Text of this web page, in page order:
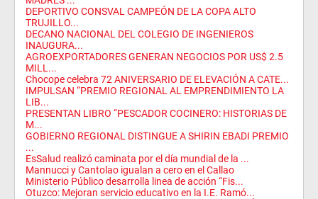
DEPORTIVO CONSVAL CAMPEÓN DE LA COPA ALTO
TRUJILLO...
DECANO NACIONAL DEL COLEGIO DE INGENIEROS
INAUGURA...
AGROEXPORTADORES GENERAN NEGOCIOS POR US$ 2.5
MILL...
Chocope celebra 72 ANIVERSARIO DE ELEVACIÓN A CATE...
IMPULSAN “PREMIO REGIONAL AL EMPRENDIMIENTO LA
LIB...
PRESENTAN LIBRO “PESCADOR COCINERO: HISTORIAS DE
M...
GOBIERNO REGIONAL DISTINGUE A SHIRIN EBADI PREMIO
...
EsSalud realizó caminata por el día mundial de la ...
Mannucci y Cantolao igualan a cero en el Callao
Ministerio Público desarrolla linea de acción “Fis...
Otuzco: Mejoran servicio educativo en la I.E. Ramó...